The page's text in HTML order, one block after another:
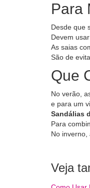
Para
Desde que
Devem
As saias
São de
Que
No verão,
e para um
Sandálias
Para
No inverno,
Veja